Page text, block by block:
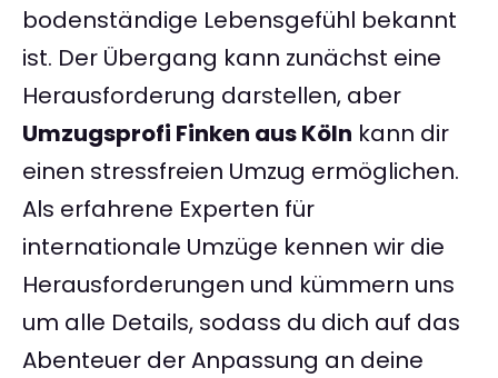
bodenständige Lebensgefühl bekannt
ist. Der Übergang kann zunächst eine
Herausforderung darstellen, aber
Umzugsprofi Finken aus Köln kann dir
einen stressfreien Umzug ermöglichen.
Als erfahrene Experten für
internationale Umzüge kennen wir die
Herausforderungen und kümmern uns
um alle Details, sodass du dich auf das
Abenteuer der Anpassung an deine